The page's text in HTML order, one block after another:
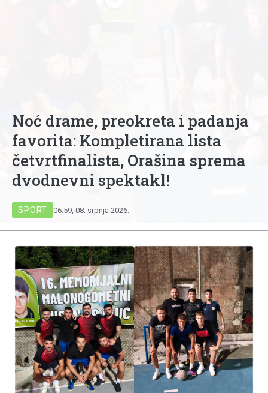
Noć drame, preokreta i padanja
favorita: Kompletirana lista
četvrtfinalista, Orašina sprema
dvodnevni spektakl!
SPORT 06:59, 08. srpnja 2026.